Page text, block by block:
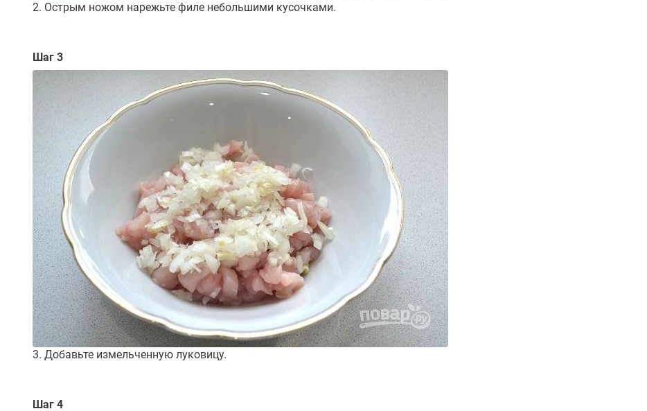
2. Острым ножом нарежьте филе небольшими кусочками.
Шаг 3
3. Добавьте измельченную луковицу.
Шаг 4